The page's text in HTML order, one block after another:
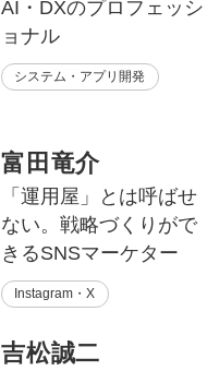
AI・DXのプロフェッシ
ョナル
システム・アプリ開発
富田竜介
「運用屋」とは呼ばせ
ない。戦略づくりがで
きるSNSマーケター
Instagram・X
吉松誠二